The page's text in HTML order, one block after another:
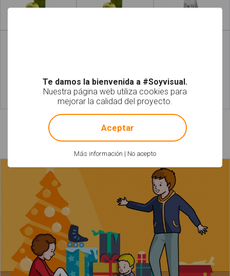
Leer más Leer más
Láminas relacionadas
Te damos la bienvenida a #Soyvisual.
Nuestra página web utiliza cookies para
mejorar la calidad del proyecto.
Más información | No acepto
! Not valid!
Aceptar